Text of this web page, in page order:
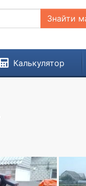
Знайти
Калькулятор